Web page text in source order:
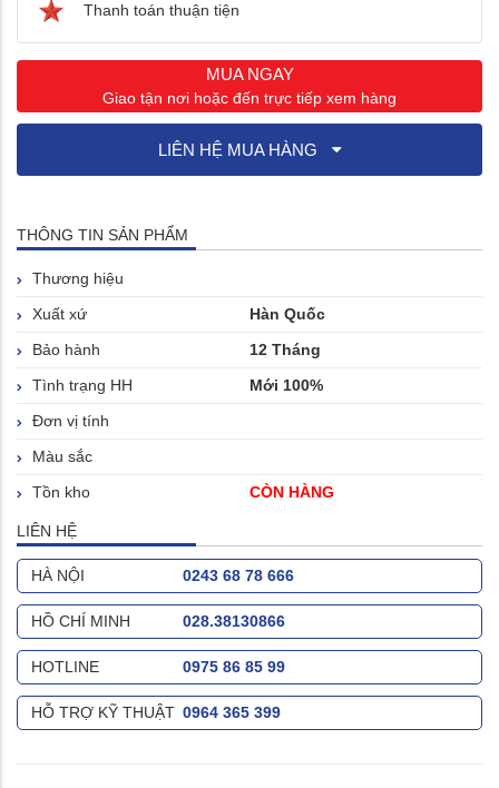
Thanh toán thuận tiện
MUA NGAY
Giao tận nơi hoặc đến trực tiếp xem hàng
LIÊN HỆ MUA HÀNG
THÔNG TIN SẢN PHẨM
Thương hiệu
Xuất xứ
Hàn Quốc
Bảo hành
12 Tháng
Tình trạng HH
Mới 100%
Đơn vị tính
Màu sắc
Tồn kho
CÒN HÀNG
LIÊN HỆ
HÀ NỘI 0243 68 78 666
HỒ CHÍ MINH 028.38130866
HOTLINE 0975 86 85 99
HỖ TRỢ KỸ THUẬT 0964 365 399